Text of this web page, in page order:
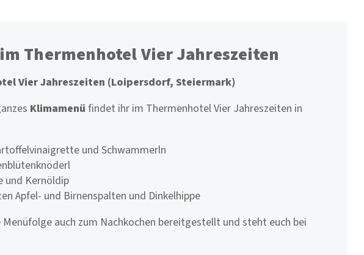
Thermenhotel Vier Jahreszeiten
Vier Jahreszeiten (Loipersdorf, Steiermark)
Klimamenü findet ihr im Thermenhotel Vier Jahreszeiten in
undSchwammerln
und Kernöldip
Apfel- und Birnenspalten und Dinkelhippe
auch zum Nachkochen bereitgestellt und steht euch bei